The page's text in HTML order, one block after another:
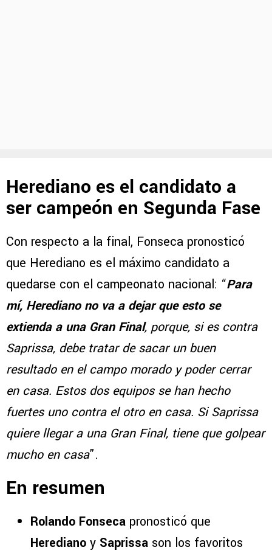
Herediano es el candidato a
ser campeón en Segunda Fase
Con respecto a la final, Fonseca pronosticó
que Herediano es el máximo candidato a
quedarse con el campeonato nacional: “Para
mí, Herediano no va a dejar que esto se
extienda a una Gran Final, porque, si es contra
Saprissa, debe tratar de sacar un buen
resultado en el campo morado y poder cerrar
en casa. Estos dos equipos se han hecho
fuertes uno contra el otro en casa. Si Saprissa
quiere llegar a una Gran Final, tiene que golpear
mucho en casa”.
En resumen
Rolando Fonseca pronosticó que
Herediano y Saprissa son los favoritos